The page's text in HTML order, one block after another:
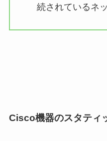
続されているネ
Cisco機器のスタティ